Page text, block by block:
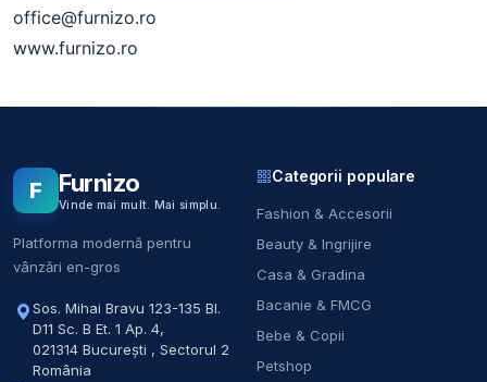
office@furnizo.ro
www.furnizo.ro
F Furnizo
Vinde mai mult. Mai simplu.
Platforma modernă pentru
vânzări en-gros
Sos. Mihai Bravu 123-135 Bl.
D11 Sc. B Et. 1 Ap. 4,
021314 București , Sectorul 2
România
Categorii populare
Fashion & Accesorii
Beauty & Ingrijire
Casa & Gradina
Bacanie & FMCG
Bebe & Copii
Petshop